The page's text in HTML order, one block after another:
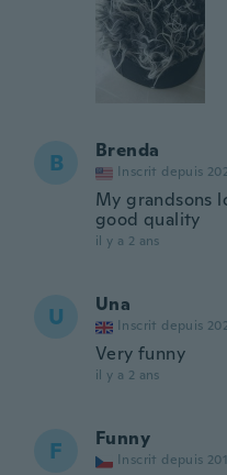
B Brenda
Inscrit depuis
My grandsons
good quality
il y a 2 ans
U Una
Inscrit depuis
Very funny
il y a 2 ans
F Funny
Inscrit depuis